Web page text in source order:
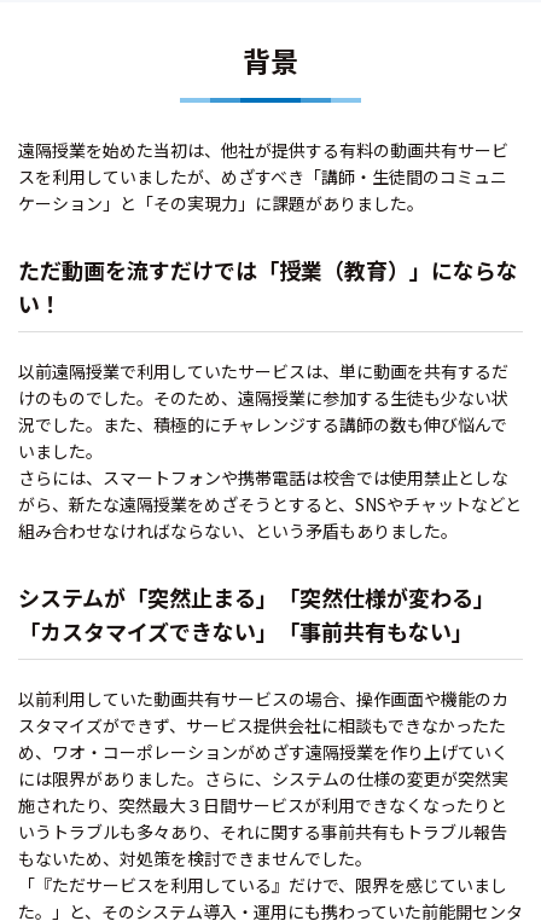
背景
遠隔授業を始めた当初は、他社が提供する有料の動画共有サービ
スを利用していましたが、めざすべき「講師・生徒間のコミュニ
ケーション」と「その実現力」に課題がありました。
ただ動画を流すだけでは「授業（教育）」にならな
い！
以前遠隔授業で利用していたサービスは、単に動画を共有するだ
けのものでした。そのため、遠隔授業に参加する生徒も少ない状
況でした。また、積極的にチャレンジする講師の数も伸び悩んで
いました。
さらには、スマートフォンや携帯電話は校舎では使用禁止としな
がら、新たな遠隔授業をめざそうとすると、SNSやチャットなどと
組み合わせなければならない、という矛盾もありました。
システムが「突然止まる」「突然仕様が変わる」
「カスタマイズできない」「事前共有もない」
以前利用していた動画共有サービスの場合、操作画面や機能のカ
スタマイズができず、サービス提供会社に相談もできなかったた
め、ワオ・コーポレーションがめざす遠隔授業を作り上げていく
には限界がありました。さらに、システムの仕様の変更が突然実
施されたり、突然最大３日間サービスが利用できなくなったりと
いうトラブルも多々あり、それに関する事前共有もトラブル報告
もないため、対処策を検討できませんでした。
「『ただサービスを利用している』だけで、限界を感じていまし
た。」と、そのシステム導入・運用にも携わっていた前能開センタ